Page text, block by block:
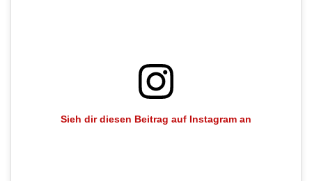
Sieh dir diesen Beitrag auf Instagram an